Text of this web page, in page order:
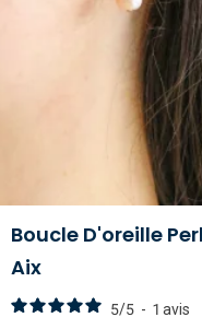
Boucle D'oreille
Aix
5/5 - 1 avis